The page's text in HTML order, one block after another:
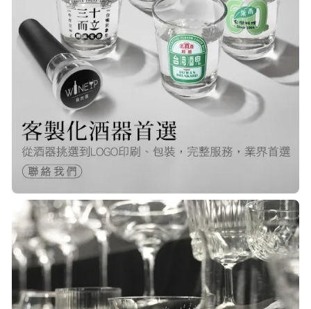
Q***
22/Nov/2025 12:40 pm
很快就收到商品了，出貨速度非常的
快，非常棒的賣家 質感又耐看,細膩
包裝得很小心 CP值很高！！推薦購入
P***
23/Nov/2025 08:00 am